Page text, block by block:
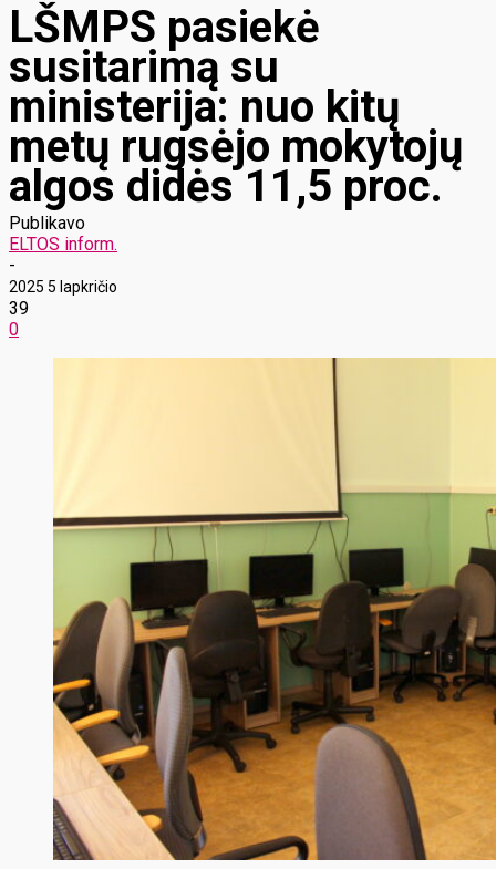
LŠMPS pasiekė
susitarimą su
ministerija: nuo kitų
metų rugsėjo mokytojų
algos didės 11,5 proc.
Publikavo
ELTOS inform.
-
2025 5 lapkričio
39
0